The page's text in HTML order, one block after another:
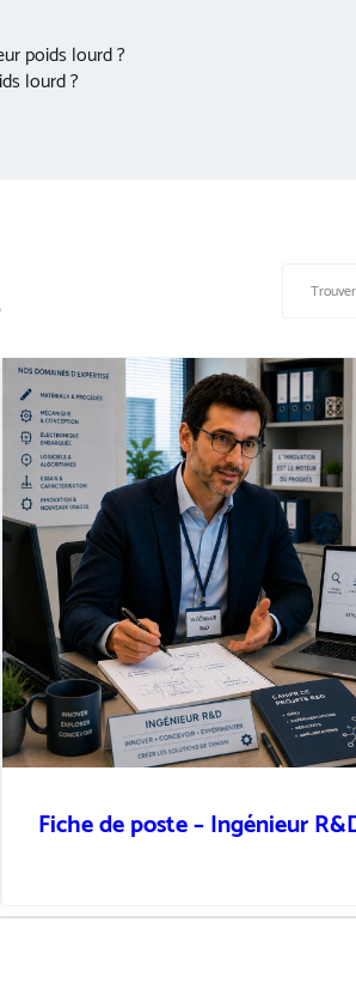
poids lourd ?
lourd ?
Fiche de poste – Ingénieur